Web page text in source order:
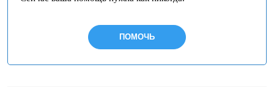
ПОМОЧЬ